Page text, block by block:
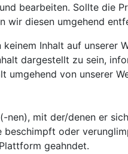
bearbeiten. Sollte die
wir diesen umgehend
Inhalt auf unserer
dargestellt zu sein,
umgehend von unserer
nen), mit der/denen er
beschimpft oder
geahndet.